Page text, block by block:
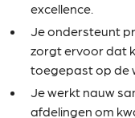
excellence.
Je ondersteunt
zorgt ervoor dat
toegepast op de
Je werkt nauw
afdelingen om